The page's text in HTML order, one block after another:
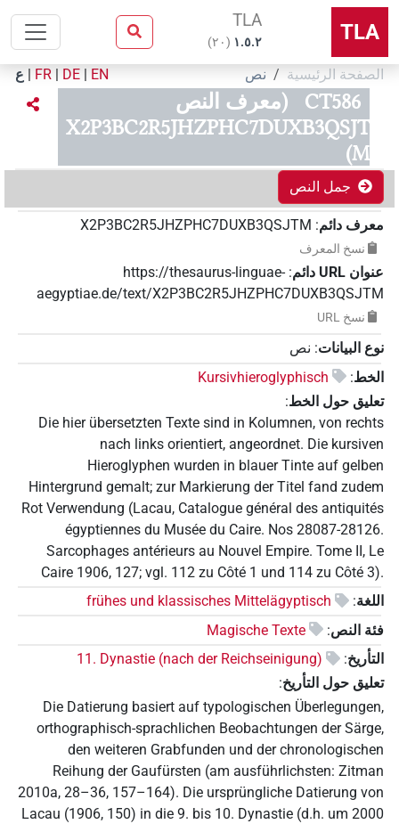
TLA
TLA
۱.٥.٢ (٢٠)
الصفحة الرئيسية نص EN
|
DE
|
FR
| ع
CT586
(معرف النص
X2P3BC2R5JHZPHC7DUXB3QSJT
M)
جمل النص
معرف دائم:
X2P3BC2R5JHZPHC7DUXB3QSJTM
نسخ المعرف
عنوان‏ ‏URL‏ دائم :
https://thesaurus-linguae-
aegyptiae.de/text/X2P3BC2R5JHZPHC7DUXB3QSJTM
نسخ‏ ‏URL
نوع البيانات: نص
الخط:
Kursivhieroglyphisch
تعليق حول الخط:
Die hier übersetzten Texte sind in Kolumnen, von rechts
nach links orientiert, angeordnet. Die kursiven
Hieroglyphen wurden in blauer Tinte auf gelben
Hintergrund gemalt; zur Markierung der Titel fand zudem
Rot Verwendung (Lacau, Catalogue général des antiquités
égyptiennes du Musée du Caire. Nos 28087-28126.
Sarcophages antérieurs au Nouvel Empire. Tome II, Le
Caire 1906, 127; vgl. 112 zu Côté 1 und 114 zu Côté 3).
اللغة:
frühes und klassisches Mittelägyptisch
فئة النص:
Magische Texte
التأريخ:
11. Dynastie (nach der Reichseinigung)
تعليق حول التأريخ:
Die Datierung basiert auf typologischen Überlegungen,
orthographisch-sprachlichen Beobachtungen der Särge,
den weiteren Grabfunden und der chronologischen
Reihung der Gaufürsten (am ausführlichsten: Zitman
2010a, 28–36, 157–164). Die ursprüngliche Datierung von
Lacau (1906, 150) in die 9. bis 10. Dynastie (d.h. um 2000